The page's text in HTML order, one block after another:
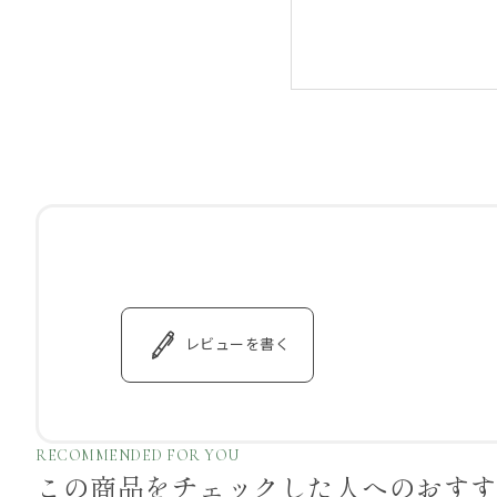
レビューを書く
RECOMMENDED FOR YOU
この商品をチェックした 人へのおす